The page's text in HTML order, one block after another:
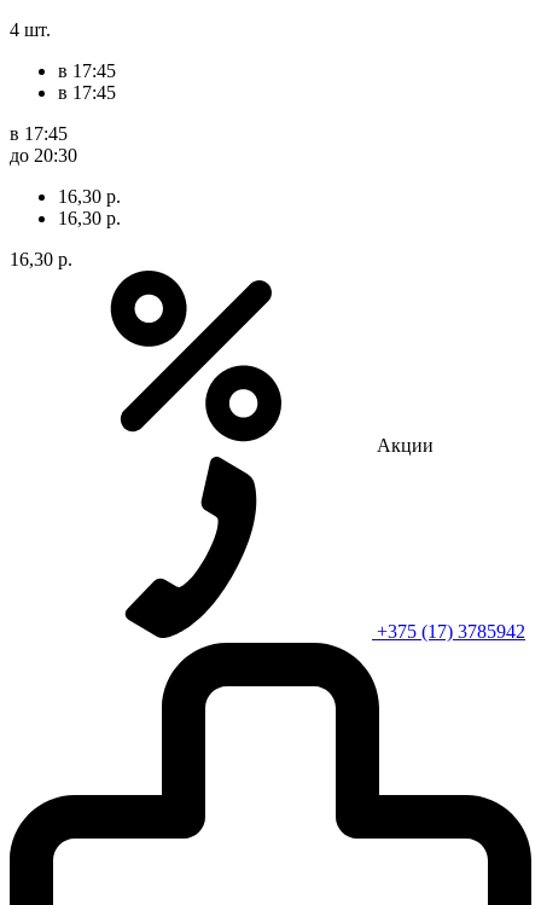
4 шт.
в 17:45
в 17:45
в 17:45
до 20:30
16,30 р.
16,30 р.
16,30 р.
Акции
+375 (17) 3785942